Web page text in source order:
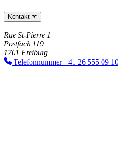
Kontakt
Rue St-Pierre 1
Postfach 119
1701 Freiburg
Telefonnummer +41 26 555 09 10